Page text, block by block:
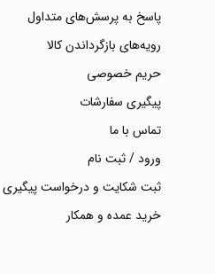
پاسخ به پرسش‌های متداول
رویه‌های بازگرداندن کالا
حریم خصوصی
پیگیری سفارشات
تماس با ما
ورود / ثبت نام
ثبت شکایت و درخواست پیگیری
خرید عمده و همکار